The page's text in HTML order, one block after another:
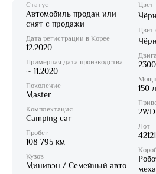
Статус
Автомобиль продан или
снят с продажи
Дата регистрации в Корее
12.2020
Примерная дата производства
~ 11.2020
Поколение
Master
Комплектация
Camping car
Пробег
108 795 км
Кузов
Минивэн / Семейный авто
Цвет
Цвет
150
2WD
Лот